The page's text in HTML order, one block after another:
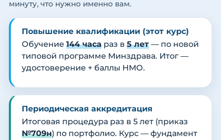
минуту, что нужно именно вам.
Повышение квалификации (этот курс)
Обучение 144 часа раз в 5 лет — по новой
типовой программе Минздрава. Итог —
удостоверение + баллы НМО.
Периодическая аккредитация
Итоговая процедура раз в 5 лет (приказ
№709н) по портфолио. Курс — фундамент